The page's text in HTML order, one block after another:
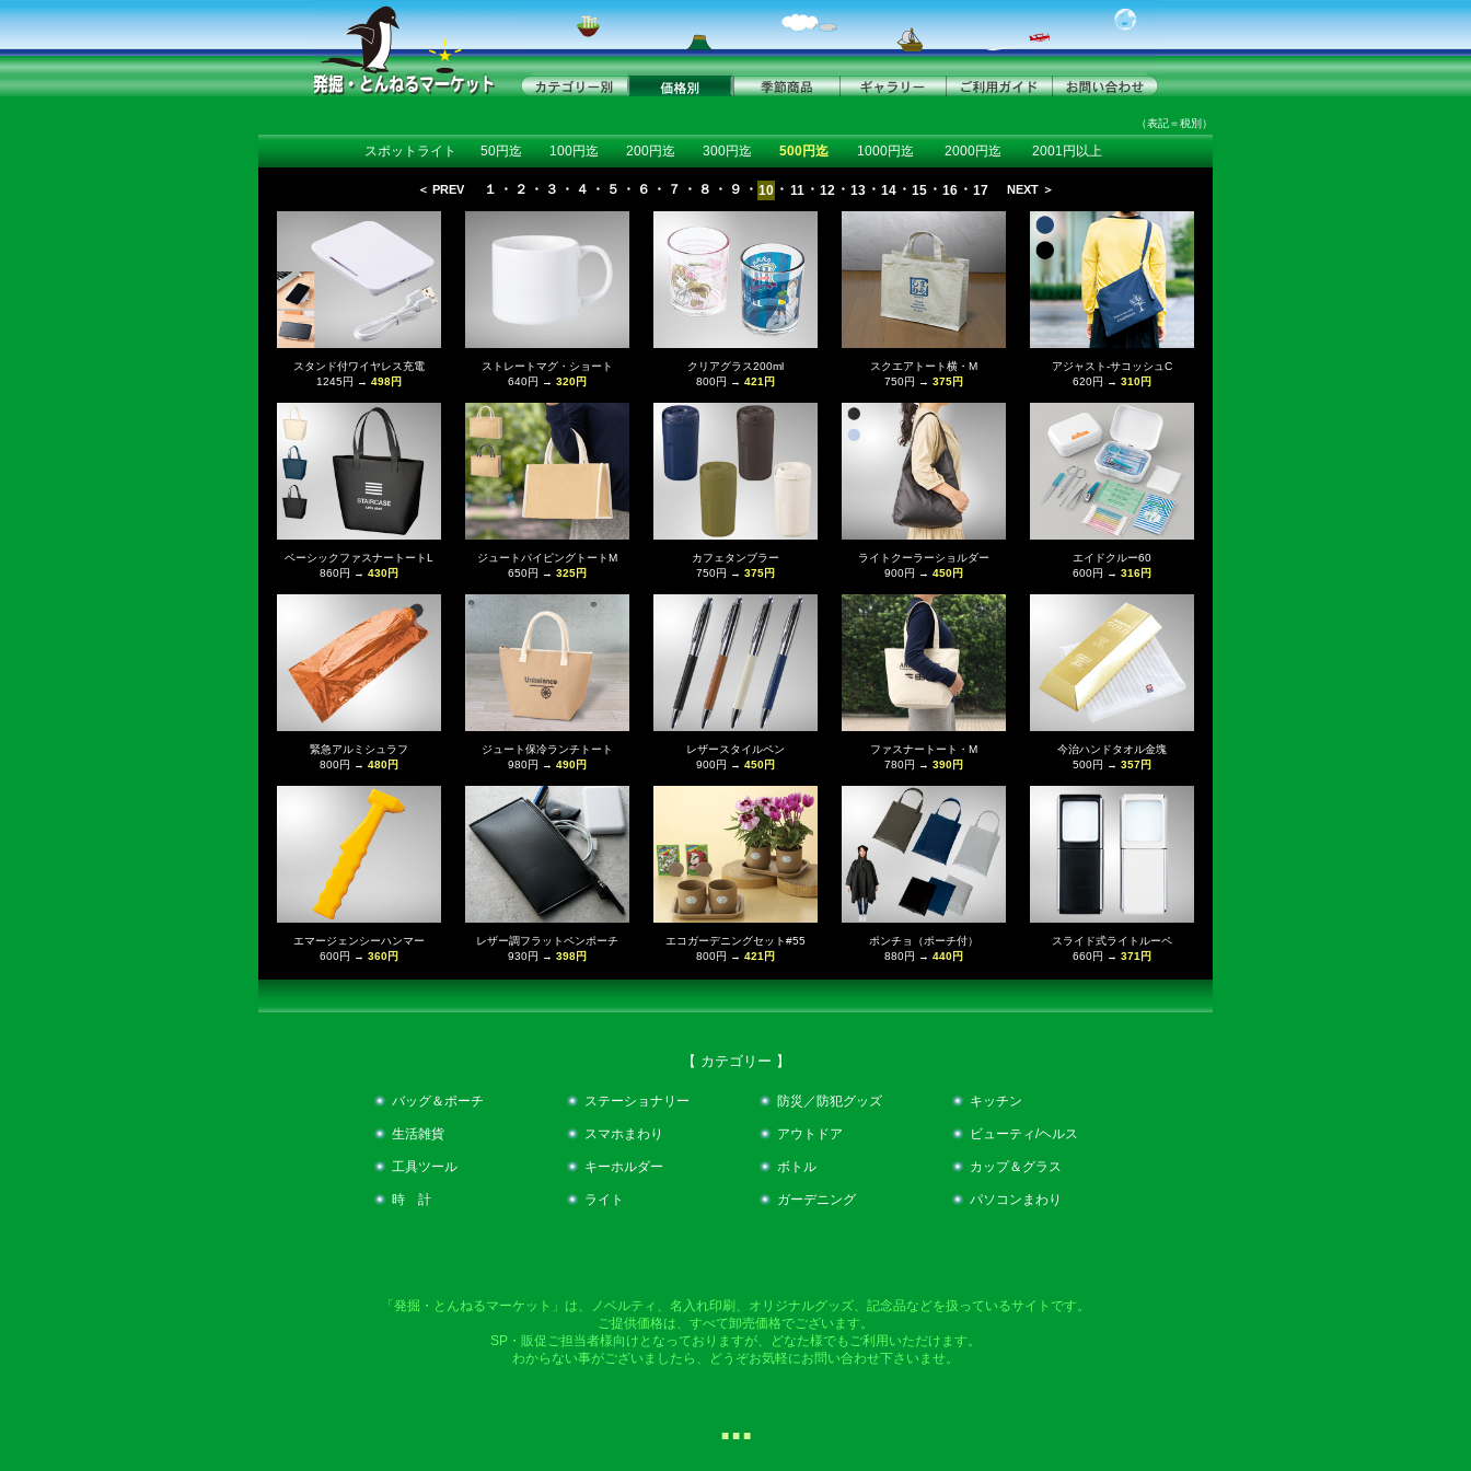
（表記＝税別）
スポットライト 50円迄 100円迄 200円迄 300円迄 500円迄 1000円迄 2000円迄 2001円以上
＜ PREV １ ・ ２ ・ ３ ・ ４ ・ ５ ・ ６ ・ ７ ・ ８ ・ ９ ・ 10 ・ 11 ・ 12 ・ 13 ・ 14 ・ 15 ・ 16 ・ 17 NEXT ＞
スタンド付ワイヤレス充電
1245円 → 498円
ストレートマグ・ショート
640円 → 320円
クリアグラス200ml
800円 → 421円
スクエアトート横・M
750円 → 375円
アジャスト-サコッシュC
620円 → 310円
ベーシックファスナートートL
860円 → 430円
ジュートパイピングトートM
650円 → 325円
カフェタンブラー
750円 → 375円
ライトクーラーショルダー
900円 → 450円
エイドクルー60
600円 → 316円
緊急アルミシュラフ
800円 → 480円
ジュート保冷ランチトート
980円 → 490円
レザースタイルペン
900円 → 450円
ファスナートート・M
780円 → 390円
今治ハンドタオル金塊
500円 → 357円
エマージェンシーハンマー
600円 → 360円
レザー調フラットペンポーチ
930円 → 398円
エコガーデニングセット#55
800円 → 421円
ポンチョ（ポーチ付）
880円 → 440円
スライド式ライトルーペ
660円 → 371円
【 カテゴリー 】
バッグ＆ポーチ ステーショナリー 防災／防犯グッズ キッチン
生活雑貨 スマホまわり アウトドア ビューティ/ヘルス
工具ツール キーホルダー ボトル カップ＆グラス
時 計 ライト ガーデニング パソコンまわり
「発掘・とんねるマーケット」は、ノベルティ、名入れ印刷、オリジナルグッズ、記念品などを扱っているサイトです。
ご提供価格は、すべて卸売価格でございます。
SP・販促ご担当者様向けとなっておりますが、どなた様でもご利用いただけます。
わからない事がございましたら、どうぞお気軽にお問い合わせ下さいませ。
■ ■ ■